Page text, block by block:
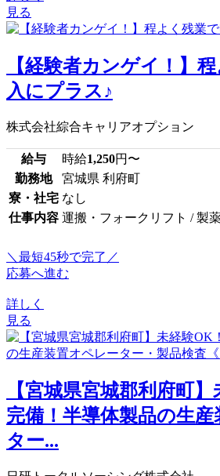
見る
【経験者カンゲイ！】
入にプラス♪
株式会社綜合キャリアオプション
給与 時給1,250円〜
勤務地
宮城県 利府町
寮・社宅 なし
仕事内容 運搬・フォークリフト / 製
＼最短45秒で完了／
応募へ進む
詳しく
見る
【宮城県宮城郡利府町
完備！半導体製品の生
ター...